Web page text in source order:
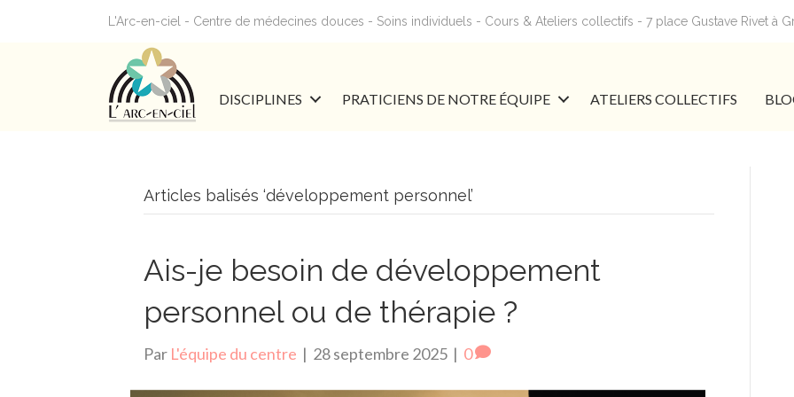
L'Arc-en-ciel - Centre de médecines douces - Soins individuels - Cours & Ateliers collectifs - 7 place Gustave Rivet à
DISCIPLINES PRATICIENS DE NOTRE ÉQUIPE ATELIERS COLLECTIFS
Articles balisés ‘développement personnel’
Ais-je besoin de développement
personnel ou de thérapie ?
Par L'équipe du centre | 28 septembre 2025 | 0